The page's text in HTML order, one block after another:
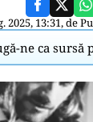
2025, 13:31, de
ne ca sursă